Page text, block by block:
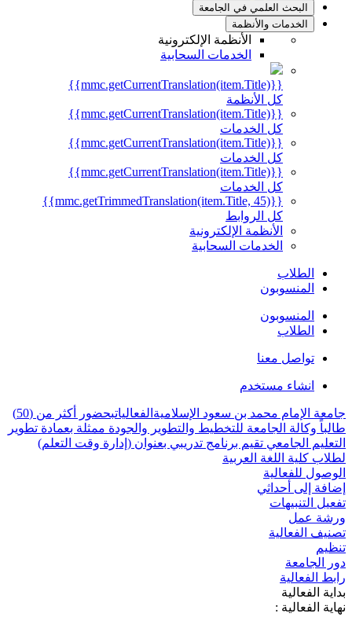
البحث العلمي في الجامعة
الخدمات والأنظمة
الأنظمة الإلكترونية
الخدمات السحابية
{{mmc.getCurrentTranslation(item.Title)}}
كل الأنظمة
{{mmc.getCurrentTranslation(item.Title)}}
كل الخدمات
{{mmc.getCurrentTranslation(item.Title)}}
كل الخدمات
{{mmc.getCurrentTranslation(item.Title)}}
كل الخدمات
{{mmc.getTrimmedTranslation(item.Title, 45)}}
كل الروابط
الأنظمة الإلكترونية
الخدمات السحابية
الطلاب
المنسوبون
المنسوبون
الطلاب
تواصل معنا
انشاء مستخدم
جامعة الإمام محمد بن سعود الإسلامية الفعاليات
بحضور أكثر من (50)
طالباً وكالة الجامعة للتخطيط والتطوير والجودة ممثلة بعمادة تطوير
التعليم الجامعي تقيم برنامج تدريبي بعنوان (إدارة وقت التعلم)
لطلاب كلية اللغة العربية
الوصول للفعالية
إضافة إلى أحداثي
تفعيل التنبيهات
ورشة عمل
تصنيف الفعالية
تنظيم
دور الجامعة
رابط الفعالية
بداية الفعالية
نهاية الفعالية :